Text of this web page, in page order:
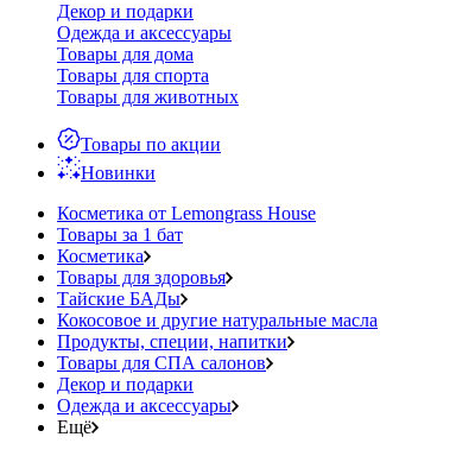
Декор и подарки
Одежда и аксессуары
Товары для дома
Товары для спорта
Товары для животных
Товары по акции
Новинки
Косметика от Lemongrass House
Товары за 1 бат
Косметика
Товары для здоровья
Тайские БАДы
Кокосовое и другие натуральные масла
Продукты, специи, напитки
Товары для СПА салонов
Декор и подарки
Одежда и аксессуары
Ещё